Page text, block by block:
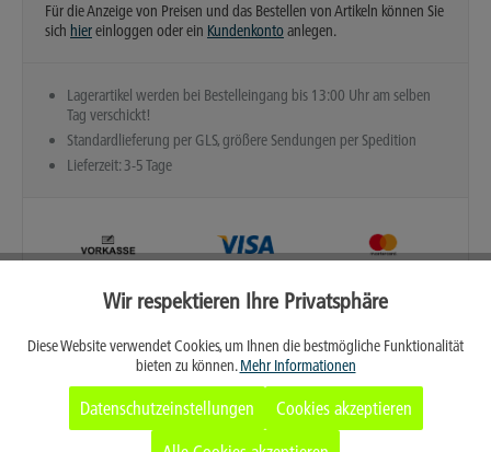
Für die Anzeige von Preisen und das Bestellen von Artikeln können Sie
sich hiereinloggen oder ein Kundenkontoanlegen.
Lagerartikel werden bei Bestelleingang bis 13:00 Uhr am selben
Tag verschickt!
Standardlieferung per GLS, größere Sendungen per Spedition
Lieferzeit: 3-5 Tage
Merken
Aktiv
Tracking Aktiv
Wir respektieren Ihre Privatsphäre
Diese Website verwendet Cookies, um Ihnen die bestmögliche Funktionalität
bieten zu können.Mehr Informationen
Datenschutzeinstellungen
Cookies akzeptieren